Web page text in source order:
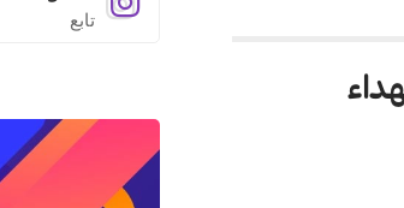
تابع